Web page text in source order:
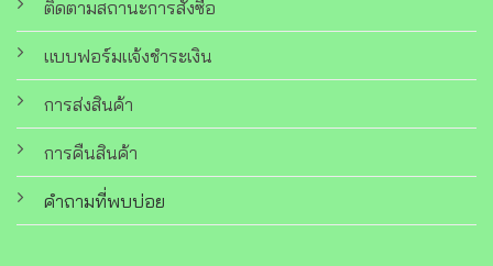
ติดตามสถานะการสั่งซื้อ
แบบฟอร์มแจ้งชำระเงิน
การส่งสินค้า
การคืนสินค้า
คำถามที่พบบ่อย